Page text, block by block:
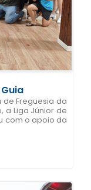
de Freguesia da
a Liga Júnior de
com o apoio da